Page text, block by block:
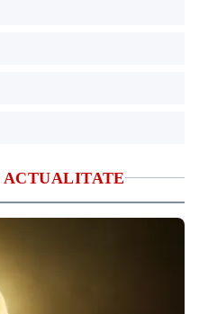
ACTUALITATE